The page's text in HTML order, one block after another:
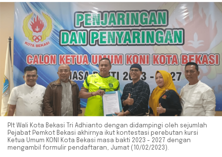
Plt Wali Kota Bekasi Tri Adhianto dengan didampingi oleh sejumlah
Pejabat Pemkot Bekasi akhirnya ikut kontestasi perebutan kursi
Ketua Umum KONI Kota Bekasi masa bakti 2023 - 2027 dengan
mengambil formulir pendaftaran, Jumat (10/02/2023).